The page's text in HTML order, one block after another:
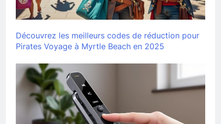
Découvrez les meilleurs codes de réduction pour
Pirates Voyage à Myrtle Beach en 2025